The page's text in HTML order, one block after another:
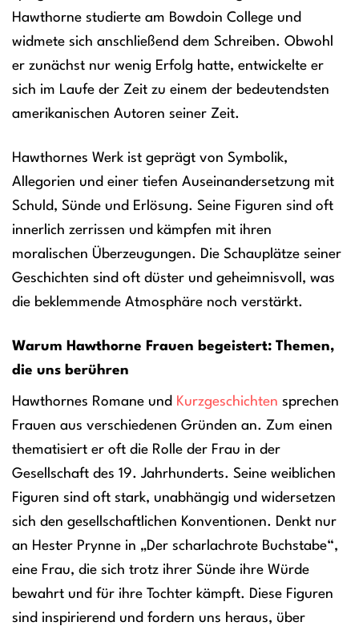
Hawthorne studierte am Bowdoin College und
widmete sich anschließend dem Schreiben. Obwohl
er zunächst nur wenig Erfolg hatte, entwickelte er
sich im Laufe der Zeit zu einem der bedeutendsten
amerikanischen Autoren seiner Zeit.
Hawthornes Werk ist geprägt von Symbolik,
Allegorien und einer tiefen Auseinandersetzung mit
Schuld, Sünde und Erlösung. Seine Figuren sind oft
innerlich zerrissen und kämpfen mit ihren
moralischen Überzeugungen. Die Schauplätze seiner
Geschichten sind oft düster und geheimnisvoll, was
die beklemmende Atmosphäre noch verstärkt.
Warum Hawthorne Frauen begeistert: Themen,
die uns berühren
Hawthornes Romane und Kurzgeschichten sprechen
Frauen aus verschiedenen Gründen an. Zum einen
thematisiert er oft die Rolle der Frau in der
Gesellschaft des 19. Jahrhunderts. Seine weiblichen
Figuren sind oft stark, unabhängig und widersetzen
sich den gesellschaftlichen Konventionen. Denkt nur
an Hester Prynne in „Der scharlachrote Buchstabe“,
eine Frau, die sich trotz ihrer Sünde ihre Würde
bewahrt und für ihre Tochter kämpft. Diese Figuren
sind inspirierend und fordern uns heraus, über